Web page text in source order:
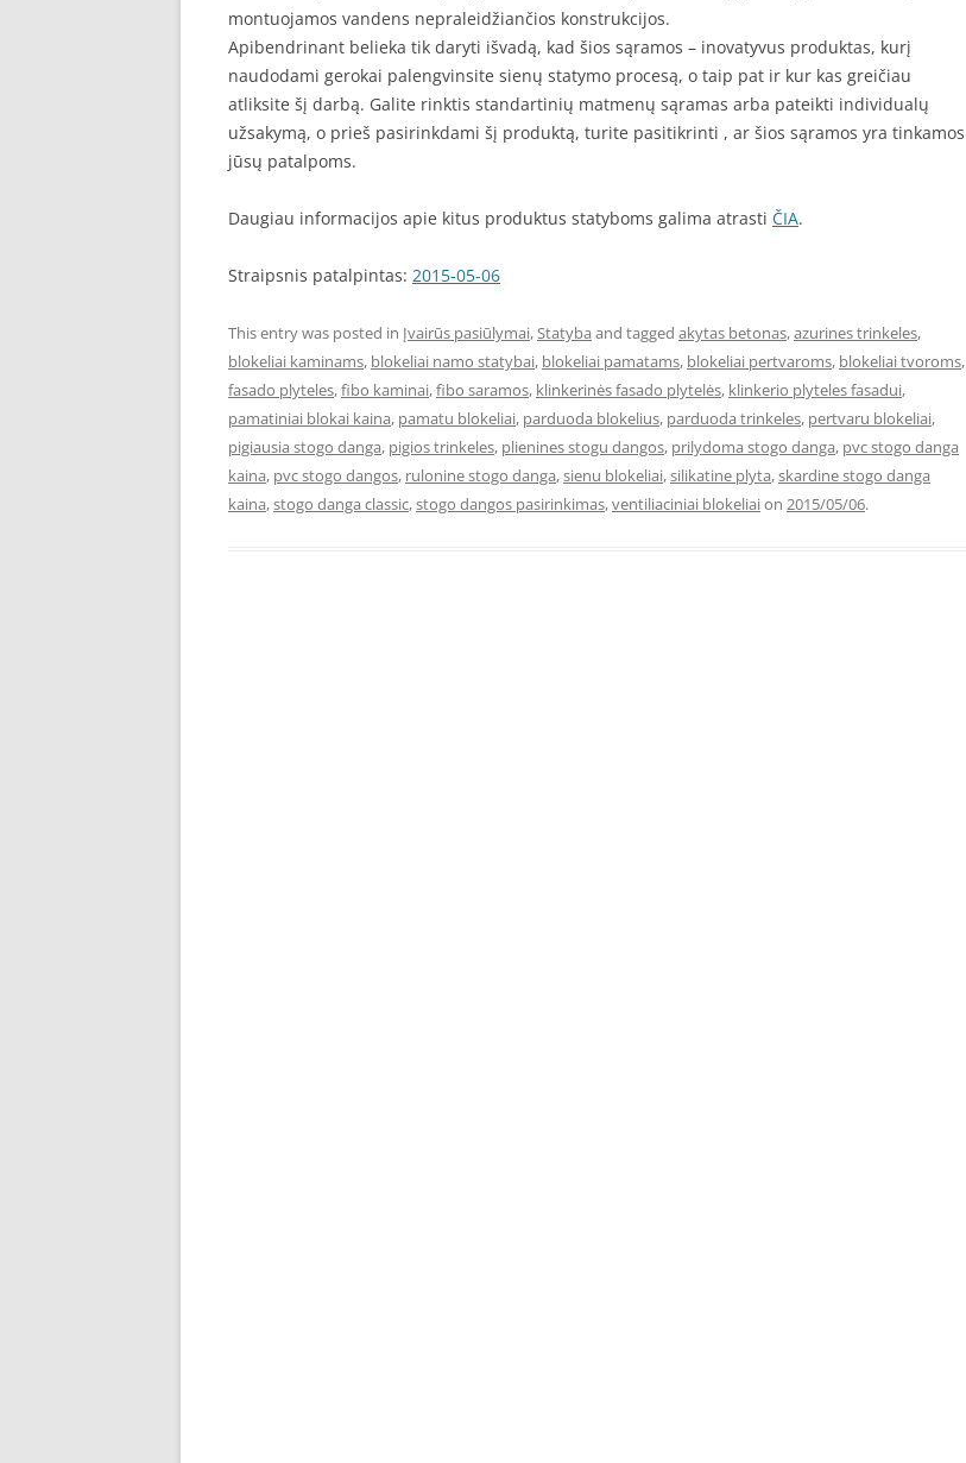
montuojamos vandens nepraleidžiančios konstrukcijos.
Apibendrinant belieka tik daryti išvadą, kad šios sąramos – inovatyvus produktas, kurį
naudodami gerokai palengvinsite sienų statymo procesą, o taip pat ir kur kas greičiau
atliksite šį darbą. Galite rinktis standartinių matmenų sąramas arba pateikti individualų
užsakymą, o prieš pasirinkdami šį produktą, turite pasitikrinti , ar šios sąramos yra tinkamos
jūsų patalpoms.
Daugiau informacijos apie kitus produktus statyboms galima atrasti ČIA.
Straipsnis patalpintas: 2015-05-06
This entry was posted in Įvairūs pasiūlymai,Statyba and tagged akytas betonas,azurines trinkeles,
blokeliai kaminams, blokeliai namo statybai, blokeliai pamatams, blokeliai pertvaroms, blokeliai tvoroms,
fasado plyteles,fibo kaminai,fibo saramos, klinkerinės fasado plytelės, klinkerio plyteles fasadui,
pamatiniai blokai kaina, pamatu blokeliai, parduoda blokelius, parduoda trinkeles, pertvaru blokeliai,
pigiausia stogo danga, pigios trinkeles, plienines stogu dangos, prilydoma stogo danga, pvc stogo danga
kaina, pvc stogo dangos, rulonine stogo danga,sienu blokeliai,silikatine plyta,skardine stogo danga
kaina,stogo danga classic,stogo dangos pasirinkimas,ventiliaciniai blokeliaion 2015/05/06.